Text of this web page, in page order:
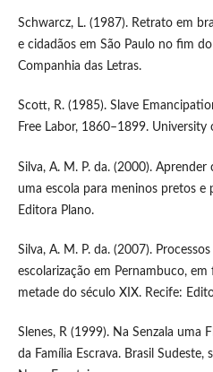
Schwarcz, L. (1987). Retrato em
e cidadãos em São Paulo no fim
Companhia das Letras.
Scott, R. (1985). Slave
Free Labor, 1860–1899. University
Silva, A. M. P. da. (2000).
uma escola para meninos pretos e
Editora Plano.
Silva, A. M. P. da. (2007).
escolarização em Pernambuco,
metade do século XIX. Recife:
Slenes, R (1999). Na Senzala uma
da Família Escrava. Brasil Sudeste,